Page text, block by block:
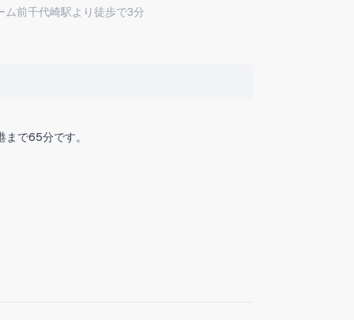
ム前千代崎駅より徒歩で3分
で65分です。